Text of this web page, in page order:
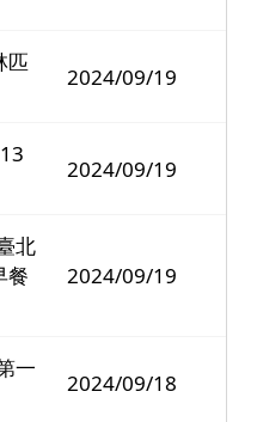
匹
2024/09/19
2024/09/19
北
餐
2024/09/19
一
2024/09/18